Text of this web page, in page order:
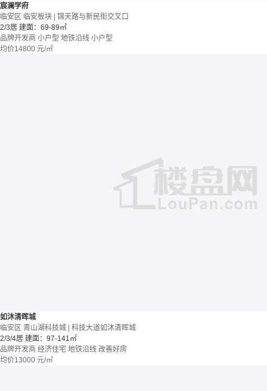
宸澜学府
临安区 临安板块 | 锦天路与新民街交叉口
2/3居 建面：69-89㎡
品牌开发商 小户型 地铁沿线 小户型
均价14800 元/㎡
如沐清晖城
临安区 青山湖科技城 | 科技大道如沐清晖城
2/3/4居 建面：97-141㎡
品牌开发商 经济住宅 地铁沿线 改善好房
均价13000 元/㎡